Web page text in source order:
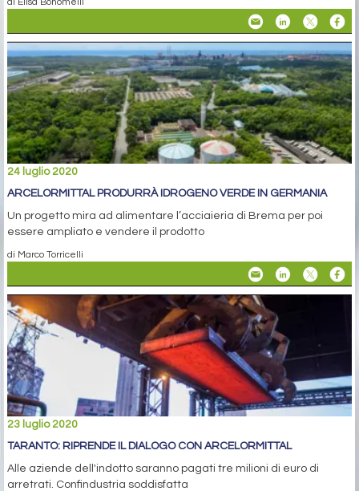
24 luglio 2020
ARCELORMITTAL PRODURRÀ IDROGENO VERDE IN GERMANIA
Un progetto mira ad alimentare l’acciaieria di Brema per poi
essere ampliato e vendere il prodotto
di Marco Torricelli
23 luglio 2020
TARANTO: RIPRENDE IL DIALOGO CON ARCELORMITTAL
Alle aziende dell'indotto saranno pagati tre milioni di euro di
arretrati. Confindustria soddisfatta